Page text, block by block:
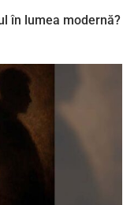
în lumea modernă?